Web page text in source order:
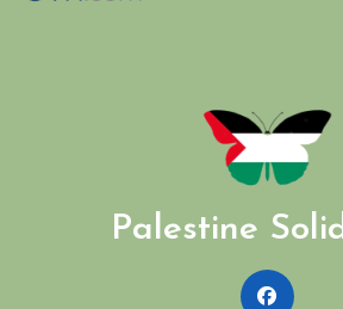
Palestine